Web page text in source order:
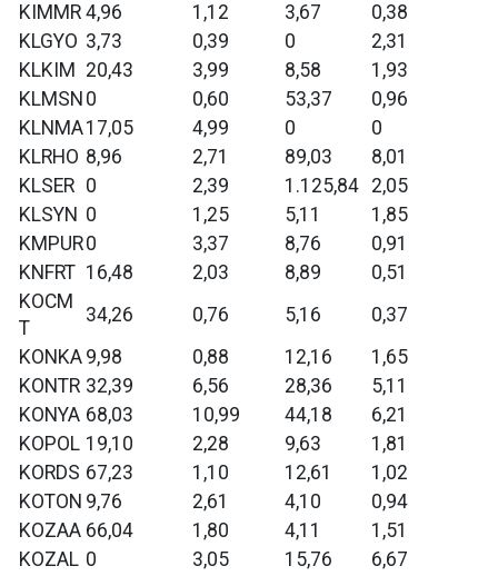
KIMMR 4,96 1,12 3,67
0,38
KLGYO 3,73 0,39 0
2,31
KLKIM
20,43 3,99 8,58
1,93
KLMSN 0 0,60 53,37
0,96
KLNMA17,05 4,99 0
0
KLRHO 8,96 2,71 89,03
8,01
KLSER 0 2,39 1.125,84 2,05
KLSYN 0 1,25 5,11
1,85
KMPUR0 3,37 8,76
0,91
KNFRT 16,48 2,03 8,89
0,51
KOCM
T
34,26 0,76 5,16
0,37
KONKA 9,98 0,88 12,16
1,65
KONTR 32,39 6,56 28,36
5,11
KONYA 68,03 10,99 44,18
6,21
KOPOL 19,10 2,28 9,63
1,81
KORDS 67,23 1,10 12,61
1,02
KOTON 9,76 2,61 4,10
0,94
KOZAA 66,04 1,80 4,11
1,51
KOZAL 0 3,05 15,76
6,67